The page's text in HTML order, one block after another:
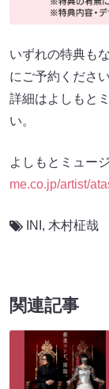
いずれの特典も
にご予約ください
詳細はよしもと
い。
よしもとミュー
me.co.jp/artist/
INI , 木村柾哉
関連記事